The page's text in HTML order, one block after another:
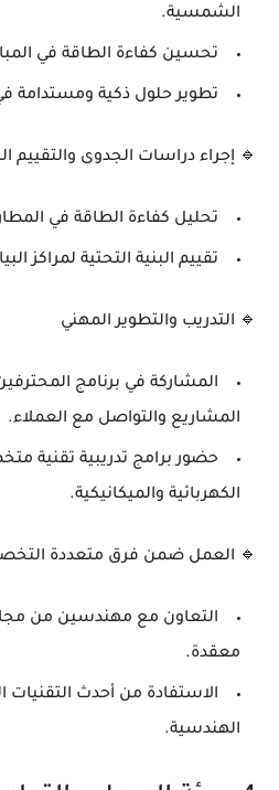
الشمسية.
تحسين كفاءة الطاقة في
تطويرحلول ذكية ومستدامة
🔹 إجراء دراسات الجدوى والتقييم
تحليل كفاءة الطاقة في
تقييم البنية التحتية لمراكز
🔹 التدريب والتطوير المهني
المشاركة في برنامج
المشاريع والتواصل مع العملاء.
حضوربرامج تدريبية تقنية
الكهربائية والميكانيكية.
🔹 العمل ضمن فرق متعددة
التعاون مع مهندسين من
معقدة.
الاستفادة من أحدث التقنيات
الهندسية.